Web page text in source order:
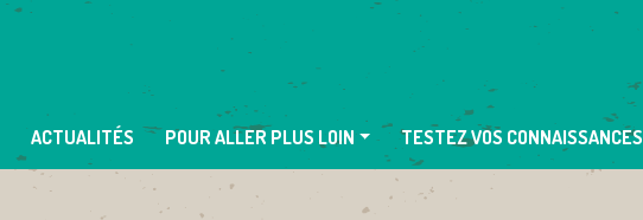
ACTUALITÉS POUR ALLER PLUS LOIN TESTEZ VOS CONNAISSANCES